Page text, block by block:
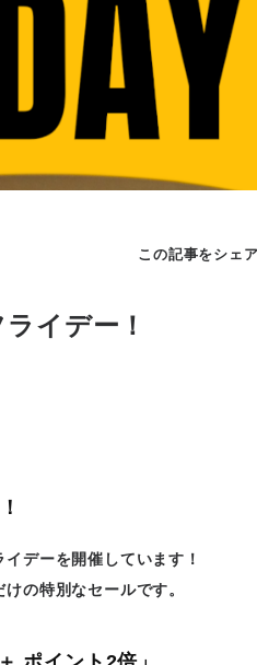
この記事をシェ
イデー！
デーを開催しています！
の特別なセールです。